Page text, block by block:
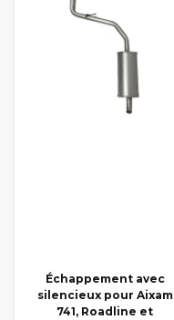
Échappement avec
silencieux pour Aixam
741, Roadline et